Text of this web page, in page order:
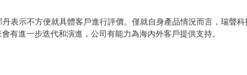
表示不方便就具體客戶進行評價。僅就自身產品情況而言，瑞聲
有進一步迭代和演進，公司有能力為海內外客戶提供支持。